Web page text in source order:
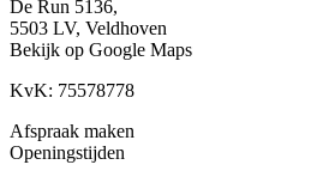
De Run 5136,
5503 LV, Veldhoven
Bekijk op Google Maps
KvK: 75578778
Afspraak maken
Openingstijden